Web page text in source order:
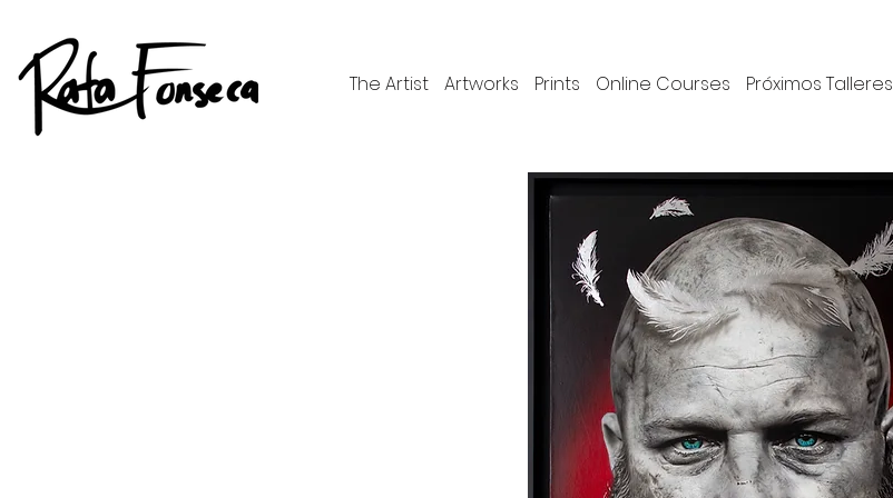
The Artist Artworks Prints Online Courses Próximos Talleres